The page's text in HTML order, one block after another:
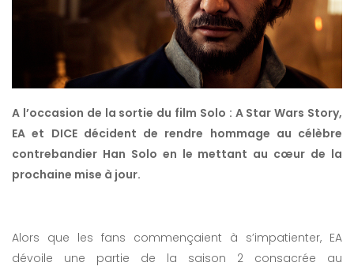
A l’occasion de la sortie du film Solo : A Star Wars Story,
EA et DICE décident de rendre hommage au célèbre
contrebandier Han Solo en le mettant au cœur de la
prochaine mise à jour.
Alors que les fans commençaient à s’impatienter, EA
dévoile une partie de la saison 2 consacrée au